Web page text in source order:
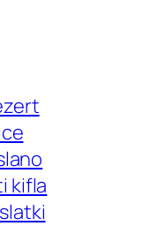
kifla
slatki